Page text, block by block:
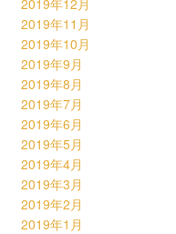
2019年12月
2019年11月
2019年10月
2019年9月
2019年8月
2019年7月
2019年6月
2019年5月
2019年4月
2019年3月
2019年2月
2019年1月